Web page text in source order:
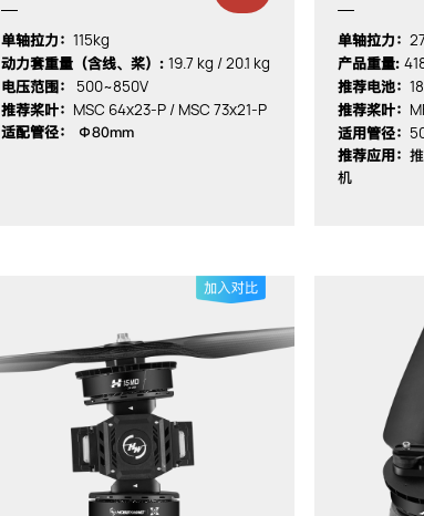
单轴拉力： 115kg
动力套重量（含线、桨）: 19.7 kg / 20.1 kg
电压范围： 500~850V
推荐桨叶： MSC 64x23-P / MSC 73x21-P
适配管径： Φ80mm
单轴拉力：
产品重量:
推荐电池：
推荐桨叶：
适用管径：
推荐应用：
机